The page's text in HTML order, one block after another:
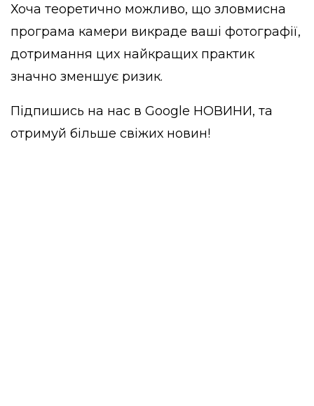
Хоча теоретично можливо, що зловмисна
програма камери викраде ваші фотографії,
дотримання цих найкращих практик
значно зменшує ризик.
Підпишись на нас в Google НОВИНИ, та
отримуй більше свіжих новин!